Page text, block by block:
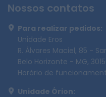
Nossos contatos
Para realizar pedidos:
Unidade Eros
R. Álvares Maciel, 85 -
Belo Horizonte - MG,
Horário de
Unidade Órion: